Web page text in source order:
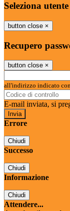
Seleziona utente
button close ×
Recupero
button close ×
all'indirizzo indicato
E-mail inviata, si
Errore
Chiudi
Successo
Chiudi
Informazione
Chiudi
Attendere...